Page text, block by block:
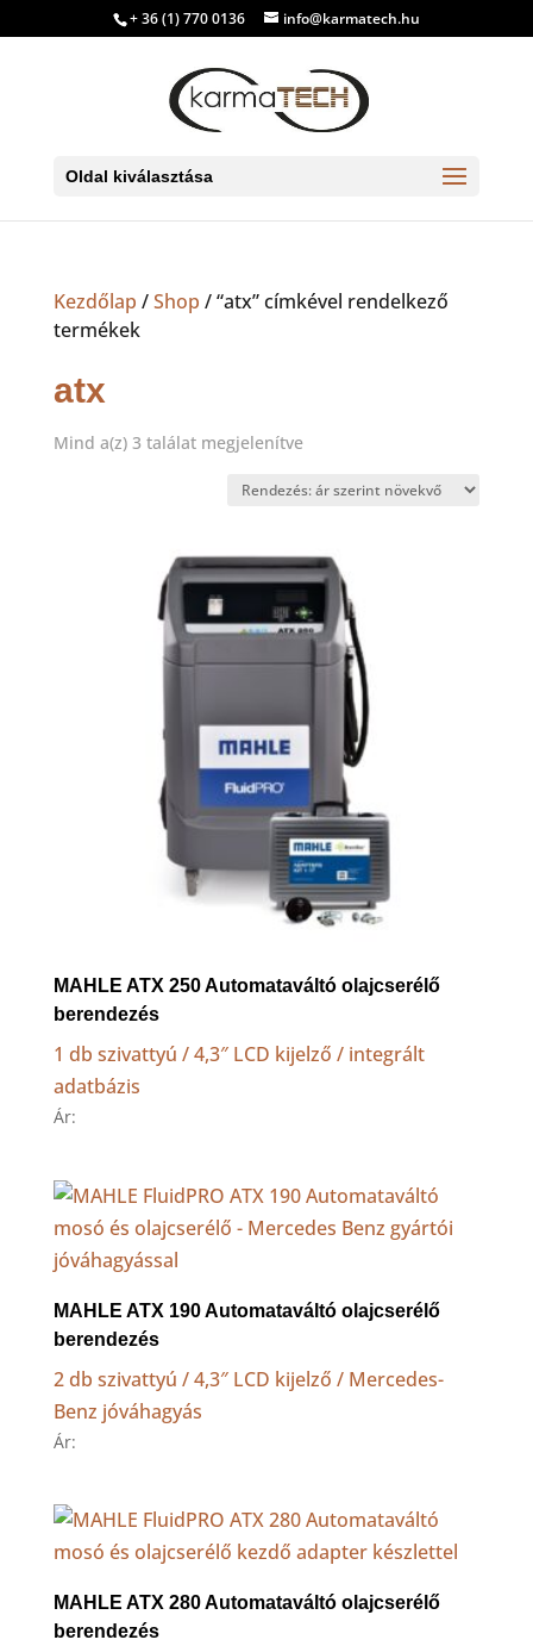
+ 36 (1) 770 0136 info@karmatech.hu
Oldal kiválasztása
Kezdőlap /Shop / “atx” címkével rendelkező
termékek
atx
Mind a(z) 3 találat megjelenítveSorted
price:
to
high
MAHLE ATX 250 Automataváltó olajcserélő
berendezés
1 db szivattyú / 4,3″ LCD kijelző / integrált
adatbázis
Ár:
MAHLE ATX 190 Automataváltó olajcserélő
berendezés
2 db szivattyú / 4,3″ LCD kijelző / Mercedes-
Benz jóváhagyás
Ár:
MAHLE ATX 280 Automataváltó olajcserélő
berendezés